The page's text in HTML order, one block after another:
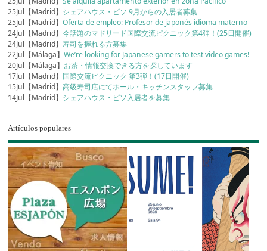
25Jul【Madrid】 シェアハウス・ピソ 9月からの入居者募集
25Jul【Madrid】Oferta de empleo: Profesor de japonés idioma materno
24Jul【Madrid】今話題のマドリード国際交流ピクニック第4弾！(25日開催)
24Jul【Madrid】寿司を握れる方募集
22Jul【Málaga】We’re looking for Japanese gamers to test video games!
20Jul【Málaga】 お茶・情報交換できる方を探しています
17Jul【Madrid】 国際交流ピクニック 第3弾！(17日開催)
15Jul【Madrid】高級寿司店にてホール・キッチンスタッフ募集
14Jul【Madrid】 シェアハウス・ピソ入居者を募集
Artículos populares